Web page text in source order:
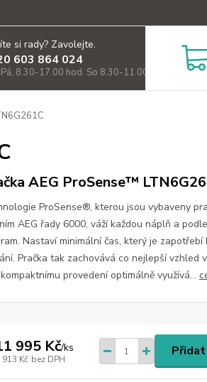
si rady? Zavolejte.
603 864 024
8.30-17.00 hod. So 8.30-11.00)
AEG ProSense™
ProSense®, kterou jsou vybaveny
AEG řady 6000, váží každou náplň a
Nastaví minimální čas, který je zapotřebí
Pračka tak zachovává co nejlepší vzhled
provedení optimálně využívá...
995 Kč/ks
913 Kč bez DPH